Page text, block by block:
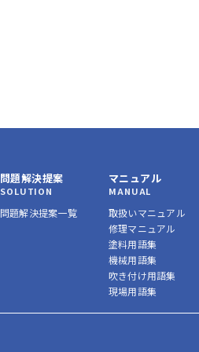
問題解決提案
SOLUTION
問題解決提案一覧
マニュアル
MANUAL
取扱いマニュアル
修理マニュアル
塗料用語集
機械用語集
吹き付け用語集
現場用語集